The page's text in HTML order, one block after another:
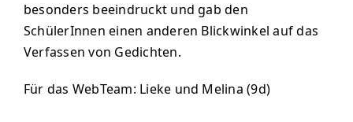
besonders beeindruckt und gab den
SchülerInnen einen anderen Blickwinkel auf das
Verfassen von Gedichten.
Für das WebTeam: Lieke und Melina (9d)